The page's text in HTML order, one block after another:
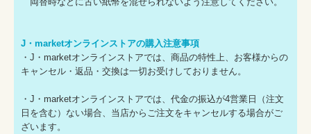
J・marketオンラインストアの購入注意事項
・J・marketオンラインストアでは、商品の特性上、お客様からの
キャンセル・返品・交換は一切お受けしておりません。
・J・marketオンラインストアでは、代金の振込が4営業日（注文
日を含む）ない場合、当店からご注文をキャンセルする場合がご
ざいます。